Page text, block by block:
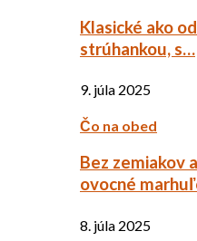
Klasické ako
strúhankou, s…
9. júla 2025
Čo na obed
Bez zemiakov
ovocné
8. júla 2025